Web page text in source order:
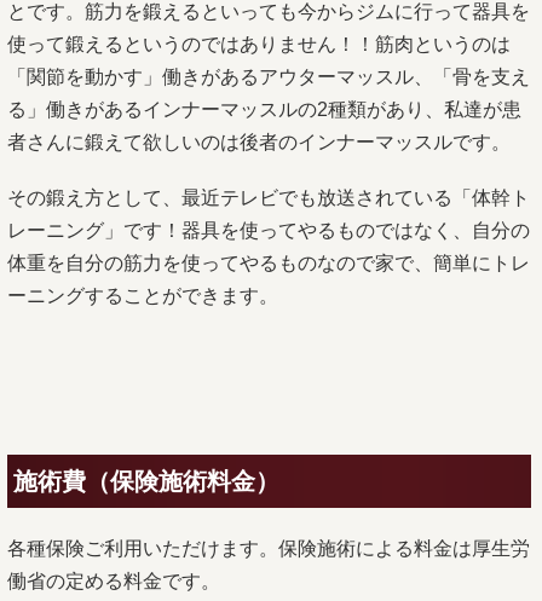
とです。筋力を鍛えるといっても今からジムに行って器具を
使って鍛えるというのではありません！！筋肉というのは
「関節を動かす」働きがあるアウターマッスル、「骨を支え
る」働きがあるインナーマッスルの2種類があり、私達が患
者さんに鍛えて欲しいのは後者のインナーマッスルです。
その鍛え方として、最近テレビでも放送されている「体幹ト
レーニング」です！器具を使ってやるものではなく、自分の
体重を自分の筋力を使ってやるものなので家で、簡単にトレ
ーニングすることができます。
施術費（保険施術料金）
各種保険ご利用いただけます。保険施術による料金は厚生労
働省の定める料金です。